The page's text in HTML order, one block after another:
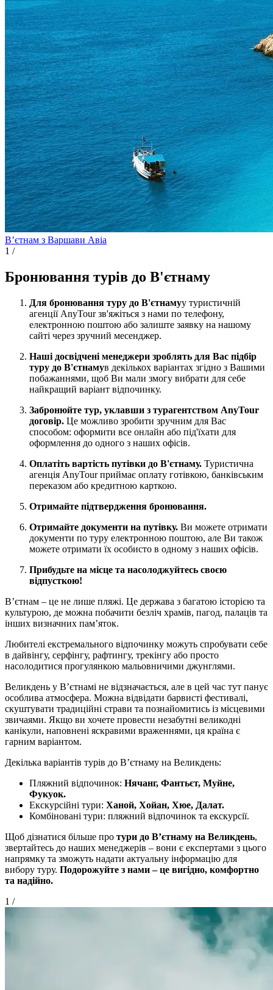
Вʼєтнам з Варшави Авіа
1 /
Бронювання турів до В'єтнаму
Для бронювання туру до В'єтнамуу туристичній
агенції AnyTour зв'яжіться з нами по телефону,
електронною поштою або залиште заявку на нашому
сайті через зручний месенджер.
Наші досвідчені менеджери зроблять для Вас підбір
туру до В'єтнамув декількох варіантах згідно з Вашими
побажаннями, щоб Ви мали змогу вибрати для себе
найкращий варіант відпочинку.
Забронюйте тур, уклавши з турагентством AnyTour
договір. Це можливо зробити зручним для Вас
способом: оформити все онлайн або під'їхати для
оформлення до одного з наших офісів.
Оплатіть вартість путівки до В'єтнаму. Туристична
агенція AnyTour приймає оплату готівкою, банківським
переказом або кредитною карткою.
Отримайте підтвердження бронювання.
Отримайте документи на путівку. Ви можете отримати
документи по туру електронною поштою, але Ви також
можете отримати їх особисто в одному з наших офісів.
Прибудьте на місце та насолоджуйтесь своєю
відпусткою!
В’єтнам – це не лише пляжі. Це держава з багатою історією та
культурою, де можна побачити безліч храмів, пагод, палаців та
інших визначних пам’яток.
Любителі екстремального відпочинку можуть спробувати себе
в дайвінгу, серфінгу, рафтингу, трекінгу або просто
насолодитися прогулянкою мальовничими джунглями.
Великдень у В’єтнамі не відзначається, але в цей час тут панує
особлива атмосфера. Можна відвідати барвисті фестивалі,
скуштувати традиційні страви та познайомитись із місцевими
звичаями. Якщо ви хочете провести незабутні великодні
канікули, наповнені яскравими враженнями, ця країна є
гарним варіантом.
Декілька варіантів турів до В’єтнаму на Великдень:
Пляжний відпочинок: Нячанг, Фантьєт, Муйне,
Фукуок.
Екскурсійні тури: Ханой, Хойан, Хюе, Далат.
Комбіновані тури: пляжний відпочинок та екскурсії.
Щоб дізнатися більше про тури до В’єтнаму на Великдень,
звертайтесь до наших менеджерів – вони є експертами з цього
напрямку та зможуть надати актуальну інформацію для
вибору туру. Подорожуйте з нами – це вигідно, комфортно
та надійно.
1 /